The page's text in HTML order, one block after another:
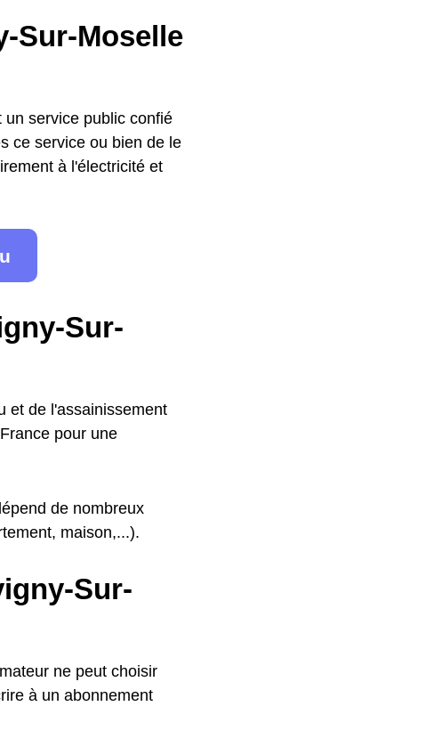
Sur-Moselle
service public confié
ce service ou bien de le
à l'électricité et
Sur-
et de l'assainissement
pour une
de nombreux
maison,...).
Sur-
ne peut choisir
à un abonnement